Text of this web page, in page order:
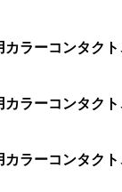
ラーコンタク
ラーコンタク
ラーコンタク